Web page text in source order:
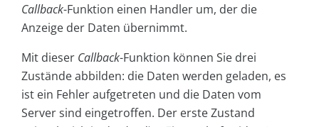
Callback-Funktion einen Handler um, der die
Anzeige der Daten übernimmt.
Mit dieser Callback-Funktion können Sie drei
Zustände abbilden: die Daten werden geladen, es
ist ein Fehler aufgetreten und die Daten vom
Server sind eingetroffen. Der erste Zustand